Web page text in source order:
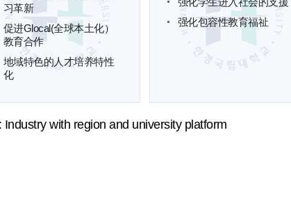
习革新
促进Glocal(全球本土化）
教育合作
地域特色的人才培养特性
化
强化包容性教育福祉
Industry with region and university platform